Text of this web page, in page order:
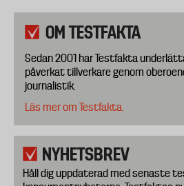
OM TESTFAKTA
Sedan 2001 har Testfakta
påverkat tillverkare genom
journalistik.
Läs mer om Testfakta.
NYHETSBREV
Håll dig uppdaterad med senaste